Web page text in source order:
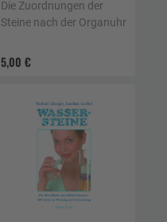
5,00 €
Die Zuordnungen der
Steine nach der Organuhr